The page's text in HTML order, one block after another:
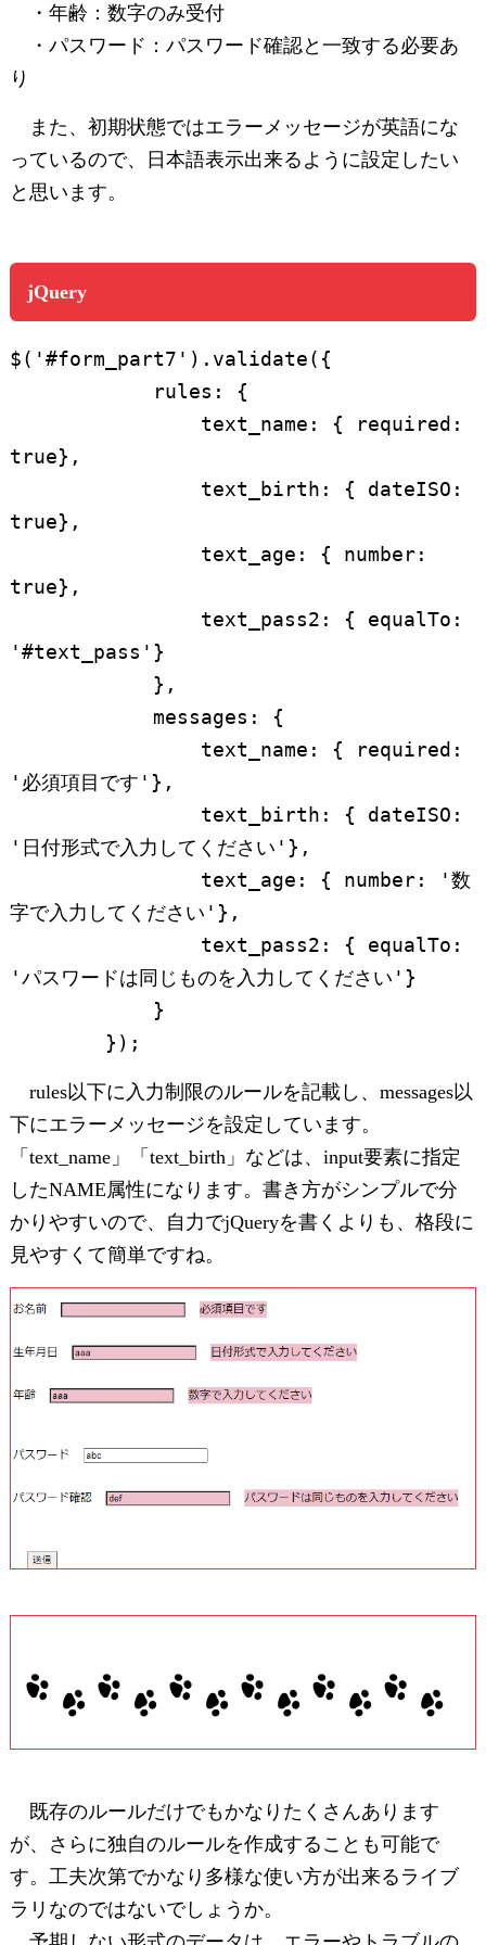
・年齢：数字のみ受付
・パスワード：パスワード確認と一致する必要あ
り
また、初期状態ではエラーメッセージが英語にな
っているので、日本語表示出来るように設定したい
と思います。
jQuery
$('#form_part7').validate({
true},
true},
true},
'#text_pass'}
'必須項目です'},
'日付形式で入力してください'},
字で入力してください'},
'パスワードは同じものを入力してください'}
        });
rules以下に入力制限のルールを記載し、messages以
下にエラーメッセージを設定しています。
「text_name」「text_birth」などは、input要素に指定
したNAME属性になります。書き方がシンプルで分
かりやすいので、自力でjQueryを書くよりも、格段に
見やすくて簡単ですね。
既存のルールだけでもかなりたくさんあります
が、さらに独自のルールを作成することも可能で
す。工夫次第でかなり多様な使い方が出来るライブ
ラリなのではないでしょうか。